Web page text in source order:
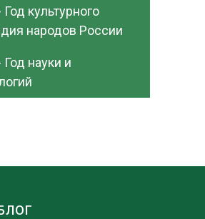
Год культурного
народов России
Год науки и